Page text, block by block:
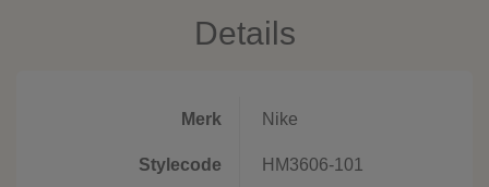
Details
Merk Nike
Stylecode HM3606-101